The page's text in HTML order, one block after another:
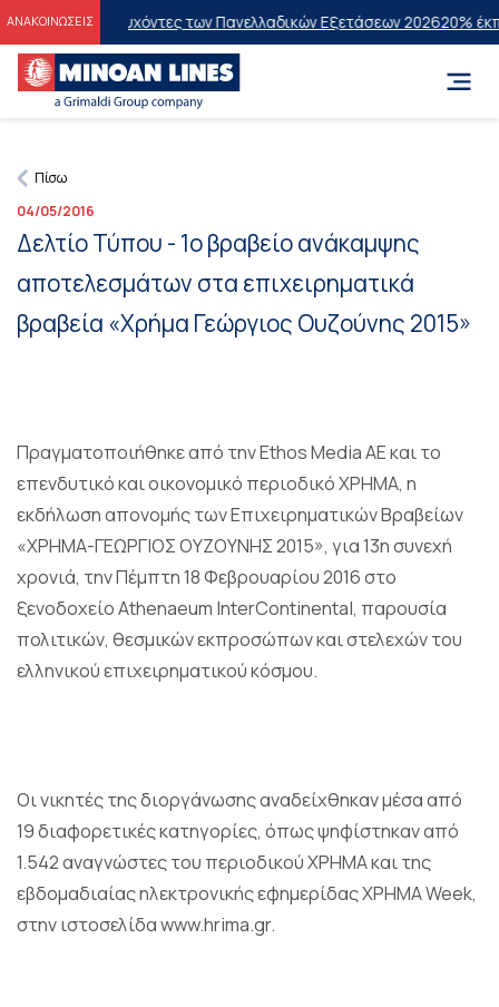
ΑΝΑΚΟΙΝΩΣΕΙΣ
στους Επιτυχόντες των Πανελλαδικών Εξετάσεων 202620%
Πίσω
04/05/2016
Δελτίο Τύπου - 1ο βραβείο ανάκαμψης
αποτελεσμάτων στα επιχειρηματικά
βραβεία «Χρήμα Γεώργιος Ουζούνης 2015»
Πραγματοποιήθηκε από την Ethos Media ΑΕ και το
επενδυτικό και οικονομικό περιοδικό ΧΡΗΜΑ, η
εκδήλωση απονομής των Επιχειρηματικών Βραβείων
«ΧΡΗΜΑ-ΓΕΩΡΓΙΟΣ ΟΥΖΟΥΝΗΣ 2015», για 13η συνεχή
χρονιά, την Πέμπτη 18 Φεβρουαρίου 2016 στο
ξενοδοχείο Athenaeum InterContinental, παρουσία
πολιτικών, θεσμικών εκπροσώπων και στελεχών του
ελληνικού επιχειρηματικού κόσμου.
Οι νικητές της διοργάνωσης αναδείχθηκαν μέσα από
19 διαφορετικές κατηγορίες, όπως ψηφίστηκαν από
1.542 αναγνώστες του περιοδικού ΧΡΗΜΑ και της
εβδομαδιαίας ηλεκτρονικής εφημερίδας ΧΡΗΜΑ Week,
στην ιστοσελίδαwww.hrima.gr.